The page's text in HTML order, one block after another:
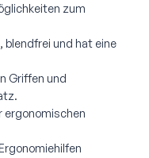
zum
blendfrei und hat eine
Griffen und
ergonomischen